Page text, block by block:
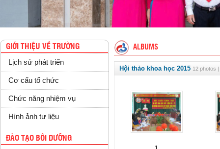
GIỚI THIỆU VỀ TRƯỜNG
Lịch sử phát triển
Cơ cấu tổ chức
Chức năng nhiệm vụ
Hình ảnh tư liệu
ĐÀO TẠO BỒI DƯỠNG
ALBUMS
Hội thảo khoa học 2015 12 photos